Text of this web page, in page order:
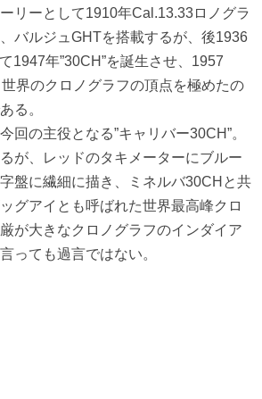
リーとして1910年Cal.13.33ロノグラ
バルジュGHTを搭載するが、後1936
1947年”30CH”を誕生させ、1957
世界のクロノグラフの頂点を極めたの
る。
回の主役となる”キャリバー30CH”。
が、レッドのタキメーターにブルー
盤に繊細に描き、ミネルバ30CHと共
グアイとも呼ばれた世界最高峰クロ
が大きなクロノグラフのインダイア
っても過言ではない。